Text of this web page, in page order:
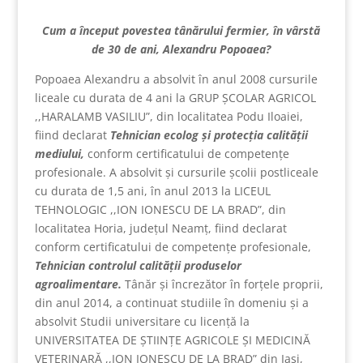
Cum a început povestea tânărului fermier, în vârstă
de 30 de ani, Alexandru Popoaea?
Popoaea Alexandru a absolvit în anul 2008 cursurile
liceale cu durata de 4 ani la GRUP ȘCOLAR AGRICOL
,,HARALAMB VASILIU”, din localitatea Podu Iloaiei,
fiind declarat Tehnician ecolog și protecția calității
mediului, conform certificatului de competențe
profesionale. A absolvit și cursurile școlii postliceale
cu durata de 1,5 ani, în anul 2013 la LICEUL
TEHNOLOGIC ,,ION IONESCU DE LA BRAD”, din
localitatea Horia, județul Neamț, fiind declarat
conform certificatului de competențe profesionale,
Tehnician controlul calității produselor
agroalimentare. Tânăr și încrezător în forțele proprii,
din anul 2014, a continuat studiile în domeniu și a
absolvit Studii universitare cu licență la
UNIVERSITATEA DE ȘTIINȚE AGRICOLE ȘI MEDICINĂ
VETERINARĂ ,,ION IONESCU DE LA BRAD” din Iași,